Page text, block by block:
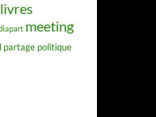
livres
meeting
partage politique